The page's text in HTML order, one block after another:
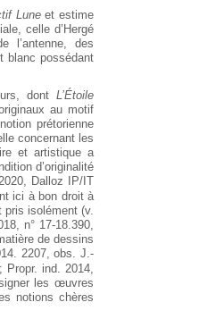
Luneet estime
celle d’Hergé
l’antenne, des
blanc possédant
dont L’Étoile
au motif
prétorienne
concernant les
et artistique a
d’originalité
Dalloz IP/IT
ici à bon droit à
isolément (v.
n° 17-18.390,
de dessins
2207, obs. J.-
ind. 2014,
les œuvres
notions chères